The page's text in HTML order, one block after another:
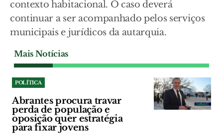
contexto habitacional. O caso deverá
continuar a ser acompanhado pelos serviços
municipais e jurídicos da autarquia.
Mais Notícias
POLÍTICA
Abrantes procura travar
perda de população e
oposição quer estratégia
para fixar jovens